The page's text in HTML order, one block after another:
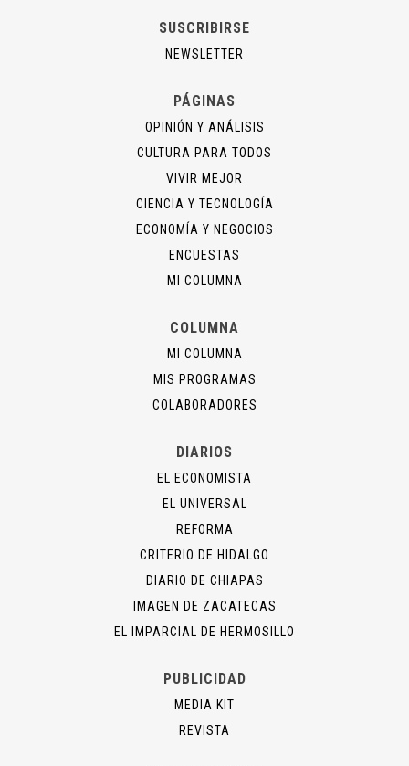
SUSCRIBIRSE
NEWSLETTER
PÁGINAS
OPINIÓN Y ANÁLISIS
CULTURA PARA TODOS
VIVIR MEJOR
CIENCIA Y TECNOLOGÍA
ECONOMÍA Y NEGOCIOS
ENCUESTAS
MI COLUMNA
COLUMNA
MI COLUMNA
MIS PROGRAMAS
COLABORADORES
DIARIOS
EL ECONOMISTA
EL UNIVERSAL
REFORMA
CRITERIO DE HIDALGO
DIARIO DE CHIAPAS
IMAGEN DE ZACATECAS
EL IMPARCIAL DE HERMOSILLO
PUBLICIDAD
MEDIA KIT
REVISTA